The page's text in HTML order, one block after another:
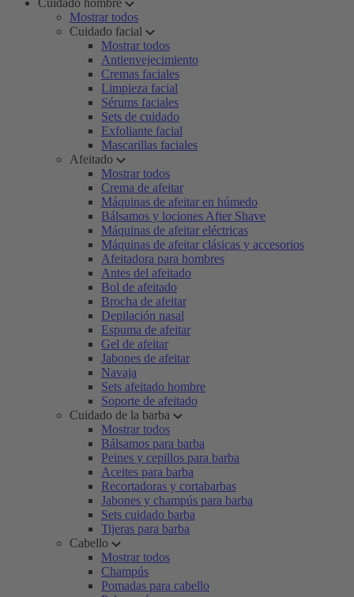
Cuidado hombre
Mostrar todos
Cuidado facial
Mostrar todos
Antienvejecimiento
Cremas faciales
Limpieza facial
Sérums faciales
Sets de cuidado
Exfoliante facial
Mascarillas faciales
Afeitado
Mostrar todos
Crema de afeitar
Máquinas de afeitar en húmedo
Bálsamos y lociones After Shave
Máquinas de afeitar eléctricas
Máquinas de afeitar clásicas y accesorios
Afeitadora para hombres
Antes del afeitado
Bol de afeitado
Brocha de afeitar
Depilación nasal
Espuma de afeitar
Gel de afeitar
Jabones de afeitar
Navaja
Sets afeitado hombre
Soporte de afeitado
Cuidado de la barba
Mostrar todos
Bálsamos para barba
Peines y cepillos para barba
Aceites para barba
Recortadoras y cortabarbas
Jabones y champús para barba
Sets cuidado barba
Tijeras para barba
Cabello
Mostrar todos
Champús
Pomadas para cabello